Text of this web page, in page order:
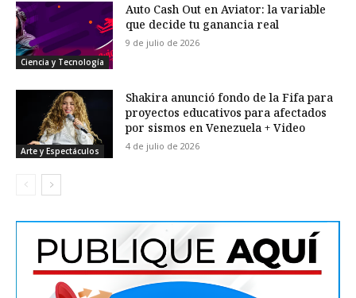
Ciencia y Tecnología
Auto Cash Out en Aviator: la variable
que decide tu ganancia real
9 de julio de 2026
Arte y Espectáculos
Shakira anunció fondo de la Fifa para
proyectos educativos para afectados
por sismos en Venezuela + Video
4 de julio de 2026